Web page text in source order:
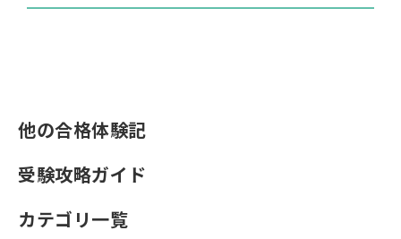
他の合格体験記
受験攻略ガイド
カテゴリ一覧